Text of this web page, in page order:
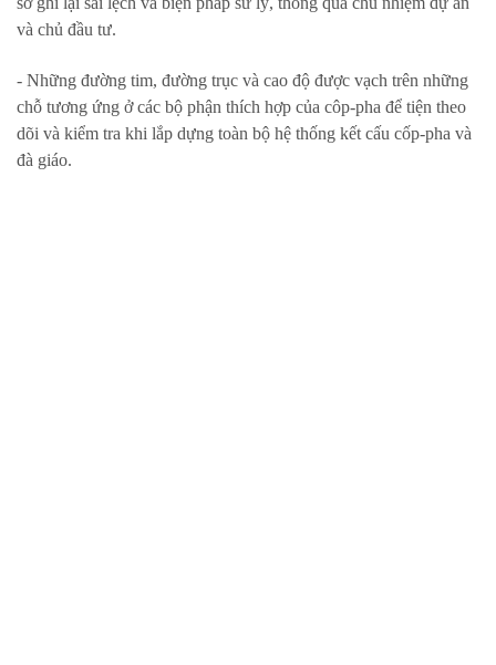
và chủ đầu tư.
- Những đường tim, đường trục và cao độ được vạch trên những
chỗ tương ứng ở các bộ phận thích hợp của côp-pha để tiện theo
dõi và kiểm tra khi lắp dựng toàn bộ hệ thống kết cấu cốp-pha và
đà giáo.